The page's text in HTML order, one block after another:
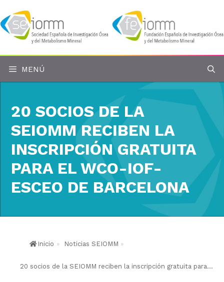
al
contenido
MENÚ
20 SOCIOS DE LA
SEIOMM RECIBEN LA
INSCRIPCIÓN GRATUITA
PARA EL WCO-IOF-
ESCEO DE BARCELONA
Inicio » Noticias SEIOMM »
20 socios de la SEIOMM reciben la inscripción gratuita para...